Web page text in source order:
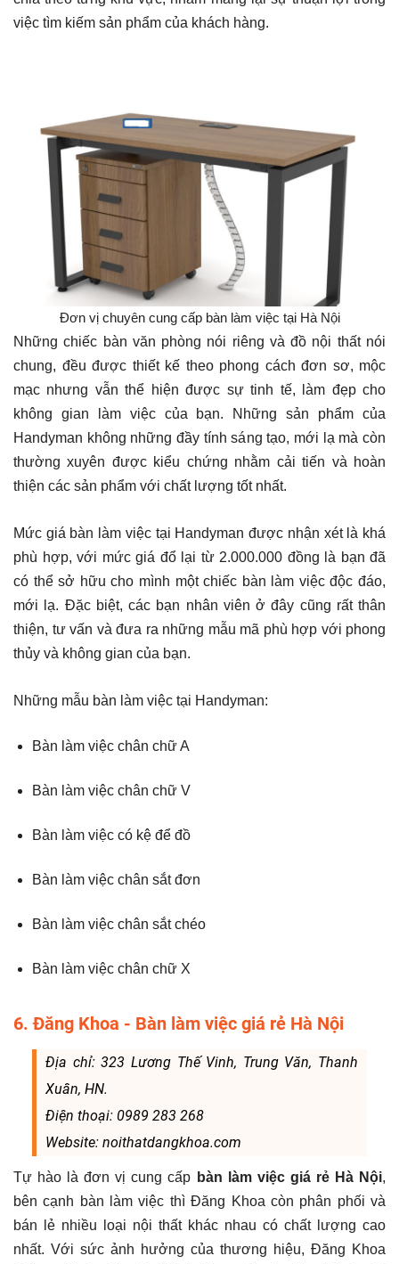
việc tìm kiếm sản phẩm của khách hàng.
Đơn vị chuyên cung cấp bàn làm việc tại Hà Nội
Những chiếc bàn văn phòng nói riêng và đồ nội thất nói
chung, đều được thiết kế theo phong cách đơn sơ, mộc
mạc nhưng vẫn thể hiện được sự tinh tế, làm đẹp cho
không gian làm việc của bạn. Những sản phẩm của
Handyman không những đầy tính sáng tạo, mới lạ mà còn
thường xuyên được kiểu chứng nhằm cải tiến và hoàn
thiện các sản phẩm với chất lượng tốt nhất.
Mức giá bàn làm việc tại Handyman được nhận xét là khá
phù hợp, với mức giá đổ lại từ 2.000.000 đồng là bạn đã
có thể sở hữu cho mình một chiếc bàn làm việc độc đáo,
mới lạ. Đặc biệt, các bạn nhân viên ở đây cũng rất thân
thiện, tư vấn và đưa ra những mẫu mã phù hợp với phong
thủy và không gian của bạn.
Những mẫu bàn làm việc tại Handyman:
Bàn làm việc chân chữ A
Bàn làm việc chân chữ V
Bàn làm việc có kệ để đồ
Bàn làm việc chân sắt đơn
Bàn làm việc chân sắt chéo
Bàn làm việc chân chữ X
6. Đăng Khoa - Bàn làm việc giá rẻ Hà Nội
Địa chỉ: 323 Lương Thế Vinh, Trung Văn, Thanh
Xuân, HN.
Điện thoại: 0989 283 268
Website: noithatdangkhoa.com
Tự hào là đơn vị cung cấp bàn làm việc giá rẻ Hà Nội,
bên cạnh bàn làm việc thì Đăng Khoa còn phân phối và
bán lẻ nhiều loại nội thất khác nhau có chất lượng cao
nhất. Với sức ảnh hưởng của thương hiệu, Đăng Khoa